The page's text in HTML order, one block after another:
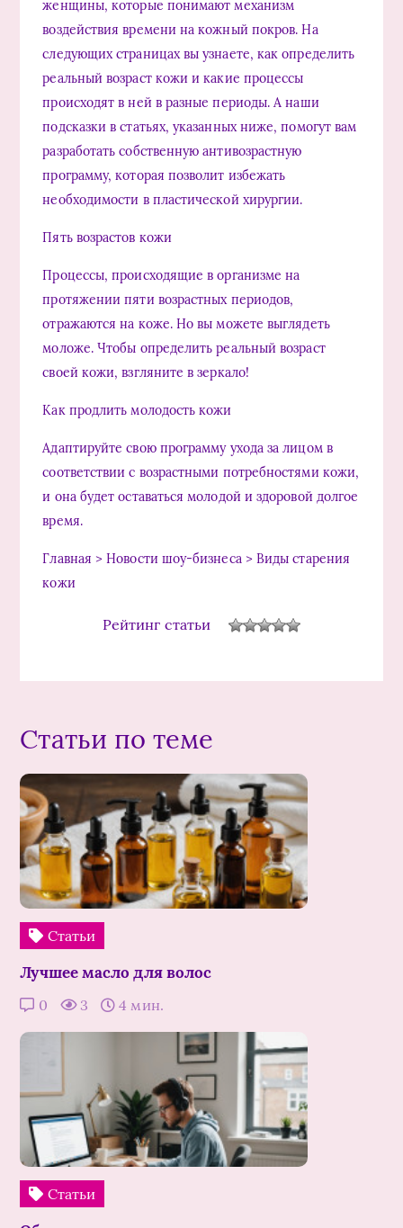
женщины, которые понимают механизм
воздействия времени на кожный покров. На
следующих страницах вы узнаете, как определить
реальный возраст кожи и какие процессы
происходят в ней в разные периоды. А наши
подсказки в статьях, указанных ниже, помогут вам
разработать собственную антивозрастную
программу, которая позволит избежать
необходимости в пластической хирургии.
Пять возрастов кожи
Процессы, происходящие в организме на
протяжении пяти возрастных периодов,
отражаются на коже. Но вы можете выглядеть
моложе. Чтобы определить реальный возраст
своей кожи, взгляните в зеркало!
Как продлить молодость кожи
Адаптируйте свою программу ухода за лицом в
соответствии с возрастными потребностями кожи,
и она будет оставаться молодой и здоровой долгое
время.
Главная > Новости шоу-бизнеса > Виды старения
кожи
Рейтинг статьи
Статьи по теме
Статьи
Лучшее масло для волос
0 3 4 мин.
Статьи